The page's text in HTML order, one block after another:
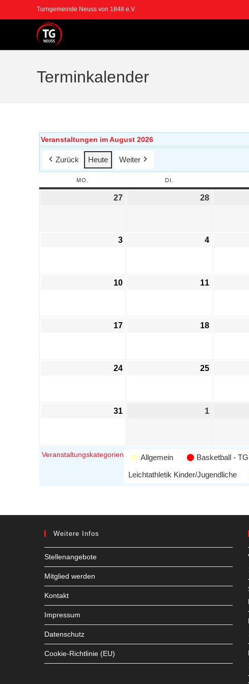
Turngemeinde Neuss von 1848 e.V.
Terminkalender
Veranstaltungen im August 2026
Zurück Heute Weiter
MO. DI.
27 28
3 4
10 11
17 18
24 25
31 1
Veranstaltungskategorien Allgemein Basketball -
Leichtathletik Kinder/Jugendliche
Weitere Infos
Stellenangebote
Mitglied werden
Kontakt
Impressum
Datenschutz
Cookie-Richtlinie (EU)